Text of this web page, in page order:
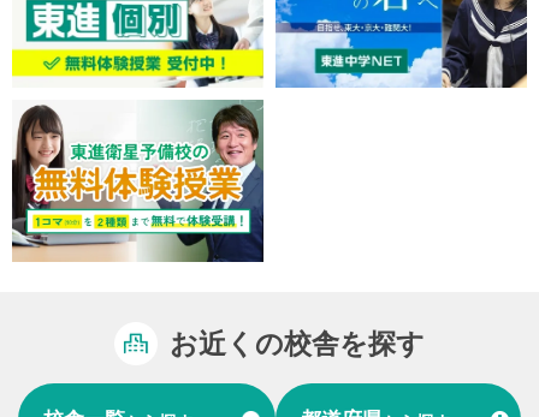
お近くの校舎を探す